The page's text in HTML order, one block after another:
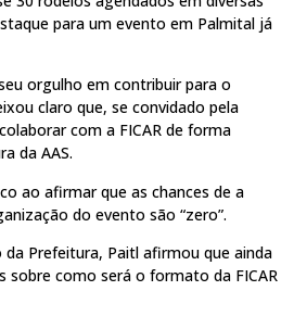
para um evento em Palmital já
orgulho em contribuir para o
claro que, se convidado pela
com a FICAR de forma
da AAS.
ao afirmar que as chances de a
do evento são “zero”.
da Prefeitura, Paitl afirmou que ainda
sobre como será o formato da FICAR